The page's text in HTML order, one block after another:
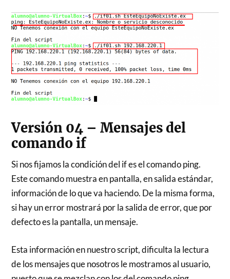
Versión 04 – Mensajes del
comando if
Si nos fijamos la condición del if es el comando ping.
Este comando muestra en pantalla, en salida estándar,
información de lo que va haciendo. De la misma forma,
si hay un error mostrará por la salida de error, que por
defecto es la pantalla, un mensaje.
Esta información en nuestro script, dificulta la lectura
de los mensajes que nosotros le mostramos al usuario,